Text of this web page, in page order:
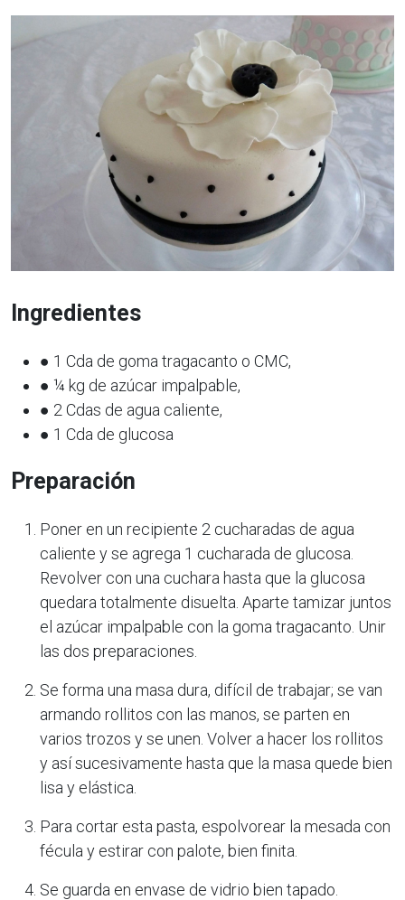
Ingredientes
● 1 Cda de goma tragacanto o CMC,
● ¼ kg de azúcar impalpable,
● 2 Cdas de agua caliente,
● 1 Cda de glucosa
Preparación
Poner en un recipiente 2 cucharadas de agua
caliente y se agrega 1 cucharada de glucosa.
Revolver con una cuchara hasta que la glucosa
quedara totalmente disuelta. Aparte tamizar juntos
el azúcar impalpable con la goma tragacanto. Unir
las dos preparaciones.
Se forma una masa dura, difícil de trabajar; se van
armando rollitos con las manos, se parten en
varios trozos y se unen. Volver a hacer los rollitos
y así sucesivamente hasta que la masa quede bien
lisa y elástica.
Para cortar esta pasta, espolvorear la mesada con
fécula y estirar con palote, bien finita.
Se guarda en envase de vidrio bien tapado.